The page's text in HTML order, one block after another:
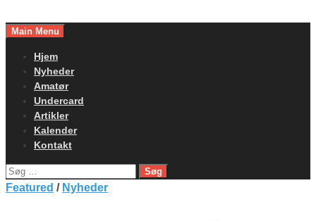
toMain Menu
Hjem
Nyheder
Amatør
Undercard
Artikler
Kalender
Kontakt
Søg
efter:
Featured / Nyheder